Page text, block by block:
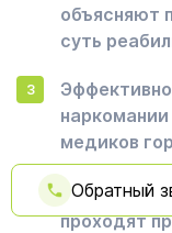
Обратный
объясняют
суть
медиков
хорошие
проходят